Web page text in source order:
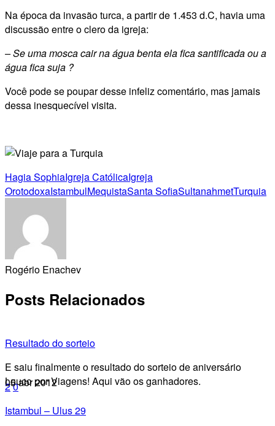
Na época da invasão turca, a partir de 1.453 d.C, havia uma
discussão entre o clero da igreja:
– Se uma mosca cair na água benta ela fica santificada ou a
água fica suja ?
Você pode se poupar desse infeliz comentário, mas jamais
dessa inesquecível visita.
Hagia SophiaIgreja CatólicaIgreja
OrotodoxaIstambulMequistaSanta SofiaSultanahmetTurquia
Rogério Enachev
Posts Relacionados
Resultado do sorteio
E saiu finalmente o resultado do sorteio de aniversário
Louco por Viagens! Aqui vão os ganhadores.
20
05 abr 2012
Istambul – Ulus 29